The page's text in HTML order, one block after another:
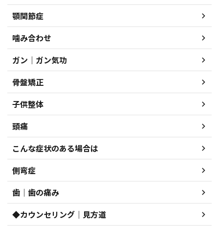
顎関節症
噛み合わせ
ガン｜ガン気功
骨盤矯正
子供整体
頭痛
こんな症状のある場合は
側弯症
歯｜歯の痛み
◆カウンセリング｜見方道